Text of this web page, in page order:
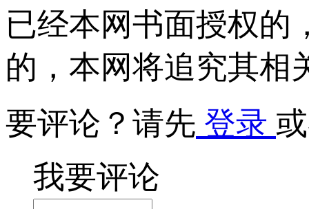
已经本网书面授权的
的，本网将追究其相
要评论？请先 登录
我要评论